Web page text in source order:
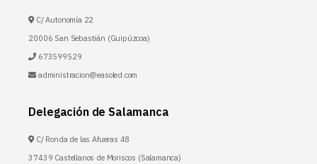
C/ Autonomía 22
20006 San Sebastián (Guipúzcoa)
673599529
administracion@easoled.com
Delegación de Salamanca
C/ Ronda de las Afueras 48
37439 Castellanos de Moriscos (Salamanca)